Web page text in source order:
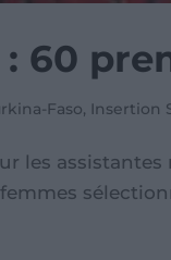
60
Faso, Insertion
les